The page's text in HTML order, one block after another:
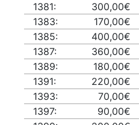
1381:
300,00€
1383:
170,00€
1385:
400,00€
1387:
360,00€
1389:
180,00€
1391:
220,00€
1393:
70,00€
1397:
90,00€